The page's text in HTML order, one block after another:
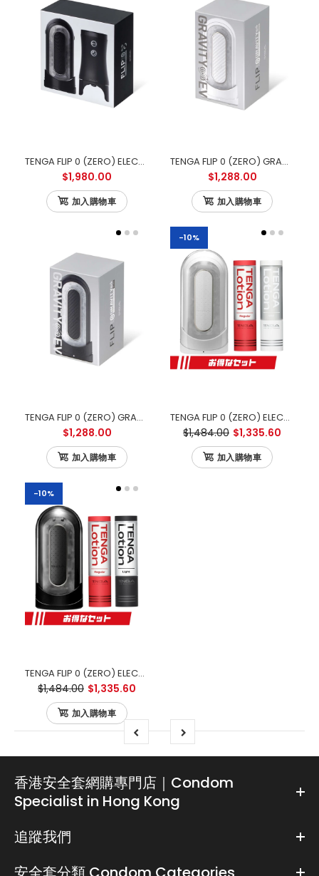
TENGA FLIP 0 (ZERO) ELECTRONIC VIBROTATION 電動迴旋震動版
$1,980.00
加入購物車
TENGA FLIP 0 (ZERO) GRAVITY ELECTRONIC VIBRATION WHITE 零重力白色電動版
$1,288.00
加入購物車
TENGA FLIP 0 (ZERO) GRAVITY ELECTRONIC VIBRATION BLACK 零重力黑色電動版
$1,288.00
加入購物車
-10%
TENGA FLIP 0 (ZERO) ELECTRONIC VIBRATION 白色電動版 優惠套裝
$1,484.00 $1,335.60
加入購物車
-10%
TENGA FLIP 0 (ZERO) ELECTRONIC VIBRATION BLACK 黑色電動版 優惠套裝
$1,484.00 $1,335.60
加入購物車
香港安全套網購專門店｜Condom
Specialist in Hong Kong
追蹤我們